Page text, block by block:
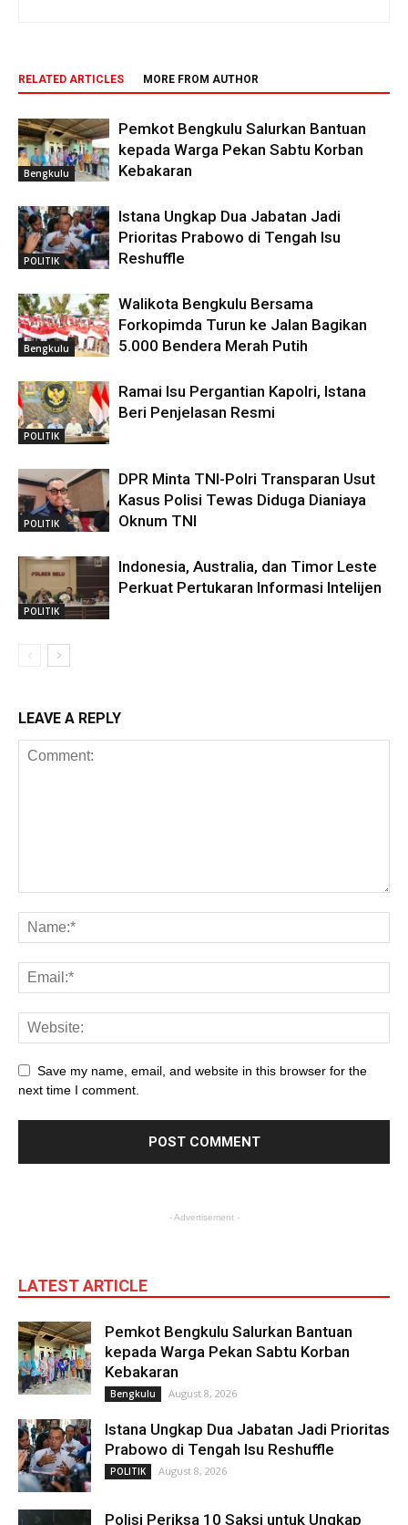
RELATED ARTICLES MORE FROM AUTHOR
Bengkulu
Pemkot Bengkulu Salurkan Bantuan
kepada Warga Pekan Sabtu Korban
Kebakaran
POLITIK
Istana Ungkap Dua Jabatan Jadi
Prioritas Prabowo di Tengah Isu
Reshuffle
Bengkulu
Walikota Bengkulu Bersama
Forkopimda Turun ke Jalan Bagikan
5.000 Bendera Merah Putih
POLITIK
Ramai Isu Pergantian Kapolri, Istana
Beri Penjelasan Resmi
POLITIK
DPR Minta TNI-Polri Transparan Usut
Kasus Polisi Tewas Diduga Dianiaya
Oknum TNI
POLITIK
Indonesia, Australia, dan Timor Leste
Perkuat Pertukaran Informasi Intelijen
LEAVE A REPLY
Save my name, email, and website in this browser for the
next time I comment.
- Advertisement -
LATEST ARTICLE
Pemkot Bengkulu Salurkan Bantuan
kepada Warga Pekan Sabtu Korban
Kebakaran
Bengkulu August 8, 2026
Istana Ungkap Dua Jabatan Jadi Prioritas
Prabowo di Tengah Isu Reshuffle
POLITIK August 8, 2026
Polisi Periksa 10 Saksi untuk Ungkap